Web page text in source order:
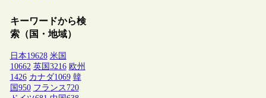
キーワードから検
索（国・地域）
日本19628 米国
10662 英国3216 欧州
1426 カナダ1069 韓
国950 フランス 720